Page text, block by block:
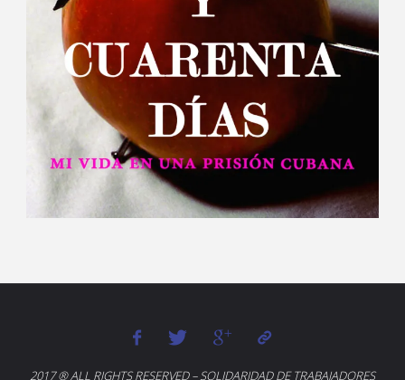
2017 ® ALL RIGHTS RESERVED – SOLIDARIDAD DE TRABAJADORES